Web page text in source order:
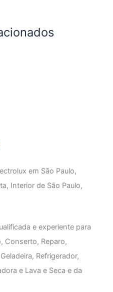
em São Paulo,
Interior de São Paulo,
e experiente para
Conserto, Reparo,
Refrigerador,
e Lava e Seca e da